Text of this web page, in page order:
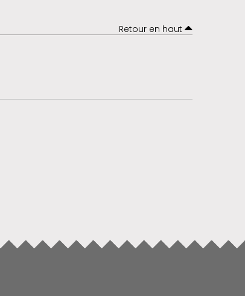
Retour en haut